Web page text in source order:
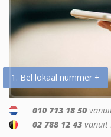
1. Bel lokaal nummer +
010 713 18 50
02 788 12 43 vanuit